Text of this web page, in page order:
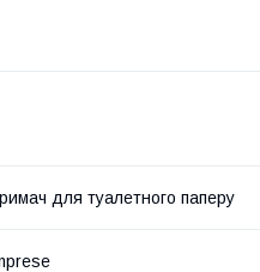
для туалетного паперу